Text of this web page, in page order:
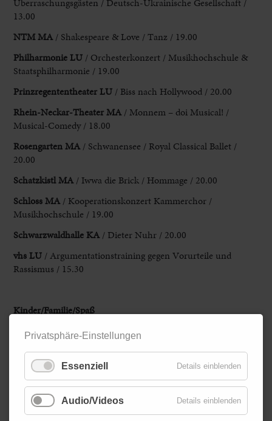
13.00
NTMMA / Shakespeare &Love /Tanz / 19.00
Philharmonie LU / Orchesterkonzert /Musikhochschule &
Staatsphilharmonie / 19.00
Prinzregententheater LU / Biss nach Hollywood / 20.00
Rhein-Neckar-TheaterMA /Monnem – doiMusical! /
Musical-Comedy/ 18.00
RosengartenMA / Schwanensee / Royal Classical Ballet /
20.00
SchatzkistlMA / Iwwa die Brick / Hommage / 20.00
SchlossMA / Kooperationskonzert Kammerchor /
Musikhochschule / 19.00
Schwarzwaldhalle KA / DieterNuhr / 20.00
vhs LU /Argumentationstraining gegen Vorurteile und
Rassismus / 15.30
Kinder/Familie/Spaß
CapitolMA /HakunaMatata/Kindermusical
Eberbach/Winterdorf/12.00-21.00
NTMMA AliceimWunderland Familienoper/19.30
Zurück
Privatsphäre-Einstellungen
Essenziell Details einblenden
Audio/Videos Details einblenden